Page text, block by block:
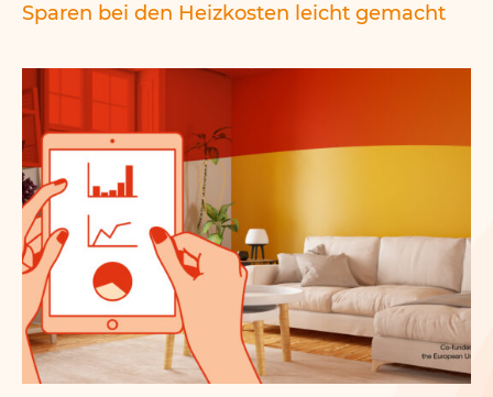
Sparen bei den Heizkosten leicht gemacht